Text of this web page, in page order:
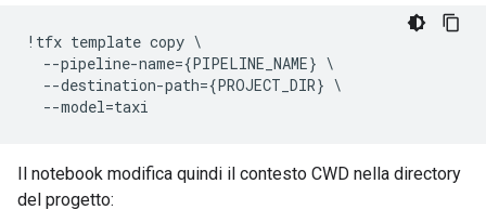
! tfx template copy \
--pipeline-name={PIPELINE_NAME} \
--destination-path={PROJECT_DIR} \
--model=taxi
Il notebook modifica quindi il contesto CWD nella directory
del progetto: